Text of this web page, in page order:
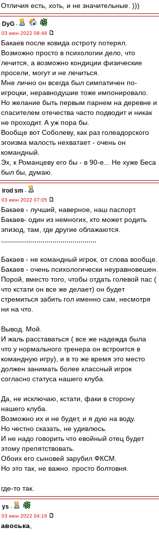
Отличия есть, хоть, и не значительные. )))
DyG -
03 июн 2022 08:48
Бакаев после ковида остроту потерял.
Возможно просто в психологии дело, что
лечится, а возможно кондиции физические
просели, могут и не лечиться.
Мне лично он всегда был симпатичен по-
игроцки, неравнодушие тоже импонировало.
Но желание быть первым парнем на деревне и
спасителем отечества часто подводит и никак
не проходит. А уж пора бы.
Вообще вот Соболеву, как раз голеадорского
эгоизма малость нехватает - очень он
командный.
Эх, к Романцеву его бы - в 90-е... Не хуже Беса
был бы, думаю.
irod sm -
03 июн 2022 07:05
Бакаев - лучший, наверное, наш паспорт.
Бакаев- один из немногих, кто может родить
эпизод, там, где другие облажаются.
Бакаев - не командный игрок, от слова вообще.
Бакаев - очень психологически неуравновешен.
Порой, вместо того, чтобы отдать голевой пас (
что кстати он все же делает) он будет
стремиться забить гол именно сам, несмотря
ни на что.
Вывод. Мой.
И жаль расставаться ( все же надежда была
что у нормального тренера он встроится в
командную игру), и в то же время это место
должен занимать более классный игрок
согласно статуса нашего клуба.
Да, не исключаю, кстати, факи в сторону
нашего клуба.
Возможно их и не будет, и я дую на воду.
Но честно сказать, не удивлюсь.
И не надо говорить что евойный отец будет
этому препятствовать.
Обоих его сыновей зарубил ФКСМ.
Но это так, не важно. просто болтовня.
где-то так.
ys -
03 июн 2022 04:16
авоська